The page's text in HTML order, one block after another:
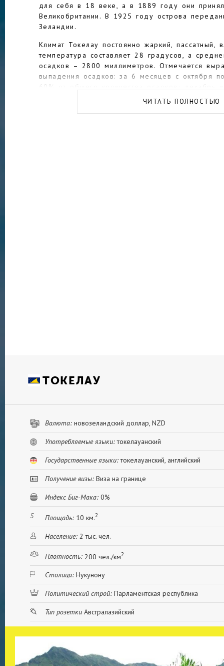
для себя в 18 веке, а в 1889 году они
Великобритании. В 1925 году острова
Зеландии.
Климат Токелау постоянно жаркий, пассатный,
температура составляет 28 градусов, а
осадков – 2800 миллиметров. Отмечается
выпадения осадков: за 6 месяцев с октября
60% от общего количества осадков; декабрь
В связи с проблемой глобального потепления
ЧИТАТЬ ПОЛНОСТЬЮ
ТОКЕЛАУ
Валюта: новозеландский доллар, NZD
Употребляемые языки: токелауанский
Государственные языки: токелауанский, английский
Получение визы: Виза на границе
Индекс Биг-Мака: 0%
Площадь: 10 км.2
Население: 2 тыс. чел.
Плотность: 200 чел./км2
Столица: Нукунону
Политический строй: Парламентская республика
Тип розетки Австралазийский